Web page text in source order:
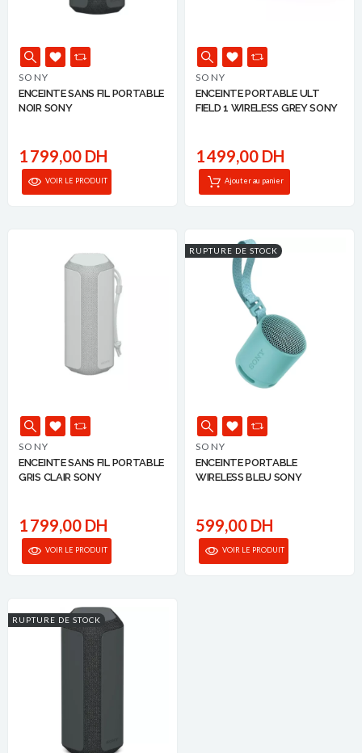
SONY
ENCEINTE SANS FIL PORTABLE
NOIR SONY
1 799,00 DH
VOIR LE PRODUIT
SONY
ENCEINTE PORTABLE ULT
FIELD 1 WIRELESS GREY SONY
1 499,00 DH
Ajouter au panier
SONY
ENCEINTE SANS FIL PORTABLE
GRIS CLAIR SONY
1 799,00 DH
VOIR LE PRODUIT
RUPTURE DE STOCK
SONY
ENCEINTE PORTABLE
WIRELESS BLEU SONY
599,00 DH
VOIR LE PRODUIT
RUPTURE DE STOCK